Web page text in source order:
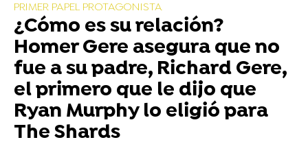
PRIMER PAPEL PROTAGONISTA
¿Cómo es su relación?
Homer Gere asegura que no
fue a su padre, Richard Gere,
el primero que le dijo que
Ryan Murphy lo eligió para
The Shards